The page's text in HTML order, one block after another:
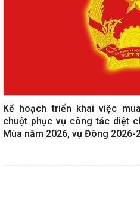
Kế hoạch triển khai việc
chuột phục vụ công tác diệt
Mùa năm 2026, vụ Đông 2026-